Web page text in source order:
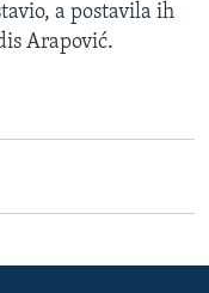
a postavila ih
Arapović.